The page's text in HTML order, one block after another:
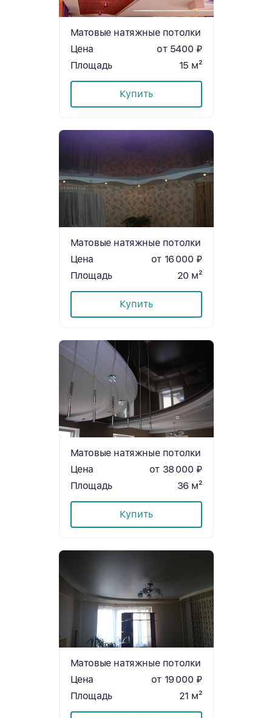
Матовые натяжные потолки
Цена
от 5400 ₽
Площадь
15 м²
Купить
Матовые натяжные потолки
Цена
от 16 000 ₽
Площадь
20 м²
Купить
Матовые натяжные потолки
Цена
от 38 000 ₽
Площадь
36 м²
Купить
Матовые натяжные потолки
Цена
от 19 000 ₽
Площадь
21 м²